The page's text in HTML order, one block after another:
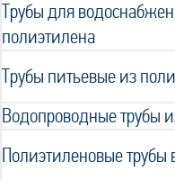
Трубы для
полиэтилена
Трубы питьевые из
Водопроводные трубы
Полиэтиленовые